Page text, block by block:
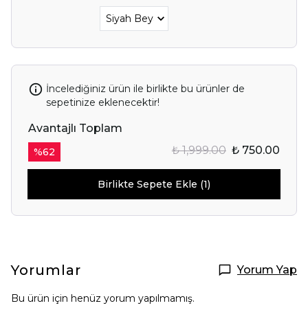
İncelediğiniz ürün ile birlikte bu ürünler de
sepetinize eklenecektir!
Avantajlı Toplam
%62 ₺ 1,999.00 ₺ 750.00
Birlikte Sepete Ekle (1)
Yorumlar Yorum Yap
Bu ürün için henüz yorum yapılmamış.